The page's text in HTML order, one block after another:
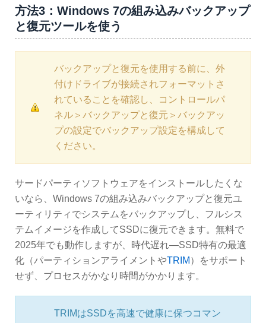
方法3：Windows 7の組み込みバックアップ
と復元ツールを使う
バックアップと復元を使用する前に、外
付けドライブが接続されフォーマットさ
れていることを確認し、コントロールパ
ネル＞バックアップと復元＞バックアッ
プの設定でバックアップ設定を構成して
ください。
サードパーティソフトウェアをインストールしたくな
いなら、Windows 7の組み込みバックアップと復元ユ
ーティリティでシステムをバックアップし、フルシス
テムイメージを作成してSSDに復元できます。無料で
2025年でも動作しますが、時代遅れ—SSD特有の最適
化（パーティションアライメントやTRIM ）をサポート
せず、プロセスがかなり時間がかかります。
TRIMはSSDを高速で健康に保つコマン